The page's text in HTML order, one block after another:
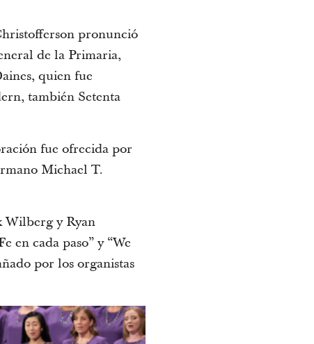
pronunció
de la Primaria,
quien fue
también Setenta
fue ofrecida por
Michael T.
Wilberg y Ryan
en cada paso” y “We
por los organistas